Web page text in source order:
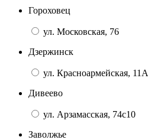
Гороховец
ул. Московская, 76
Дзержинск
ул. Красноармейская, 11А
Дивеево
ул. Арзамасская, 74с10
Заволжье